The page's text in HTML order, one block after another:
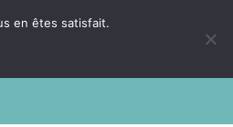
en êtes satisfait.